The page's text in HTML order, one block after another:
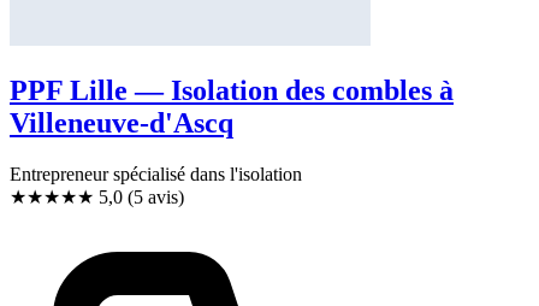
PPF Lille — Isolation des combles à
Villeneuve-d'Ascq
Entrepreneur spécialisé dans l'isolation
★★★★★ 5,0 (5 avis)